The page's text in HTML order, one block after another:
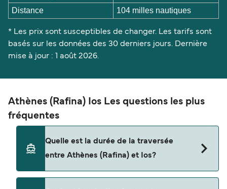
Distance
104 milles nautiques
* Les prix sont susceptibles de changer. Les tarifs sont
basés sur les données des 30 derniers jours. Dernière
mise à jour : 1 août 2026.
Athènes (Rafina) Ios Les questions les plus
fréquentes
Quelle est la durée de la traversée
entre Athènes (Rafina) et Ios?